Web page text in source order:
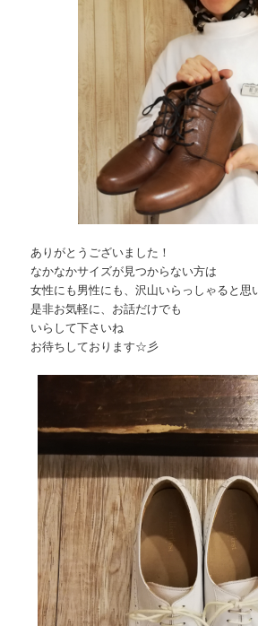
ありがとうございました！
なかなかサイズが見つからない方は
女性にも男性にも、沢山いらっしゃると思
是非お気軽に、お話だけでも
いらして下さいね
お待ちしております☆彡